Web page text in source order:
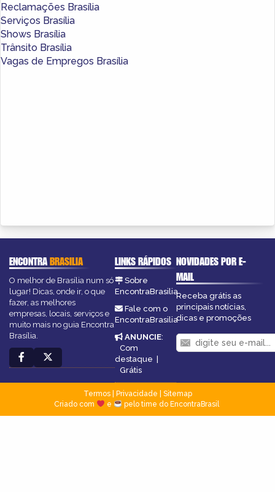
Reclamações Brasília
Serviços Brasília
Shows Brasília
Trânsito Brasília
Vagas de Empregos Brasília
ENCONTRABRASILIA
O melhor de Brasília num só
lugar! Dicas, onde ir, o que
fazer, as melhores
empresas, locais, serviços e
muito mais no guia Encontra
Brasília.
LINKS RÁPIDOS
Sobre
EncontraBrasilia
Fale com o
EncontraBrasilia
ANUNCIE:
Com
destaque
Grátis
NOVIDADES POR E-
MAIL
Receba grátis as
principais notícias,
dicas e promoções
Termos| Privacidade
Sitemap
Criado com
e pelo time do EncontraBrasil